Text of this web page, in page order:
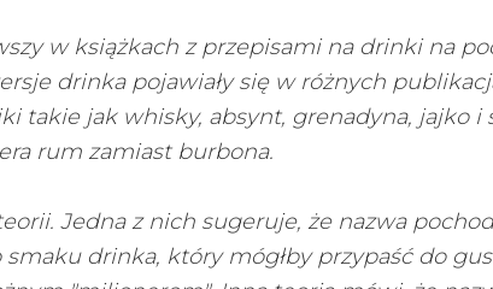
w książkach z przepisami na drinki na
drinka pojawiały się w różnych
takie jak whisky, absynt, grenadyna, jajko i
rum zamiast burbona.
Jedna z nich sugeruje, że nazwa
drinka, który mógłby przypaść do